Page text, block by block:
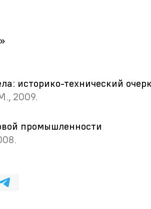
историко-технический очерк
2009.
промышленности